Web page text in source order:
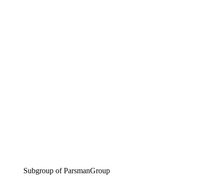
Subgroup of ParsmanGroup